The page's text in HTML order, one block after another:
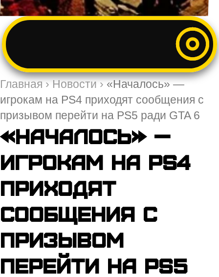
Главная›Новости›«Началось» —
игрокам на PS4 приходят сообщения с
призывом перейти на PS5 ради GTA 6
«Началось» —
игрокам на PS4
приходят
сообщения с
призывом
перейти на PS5